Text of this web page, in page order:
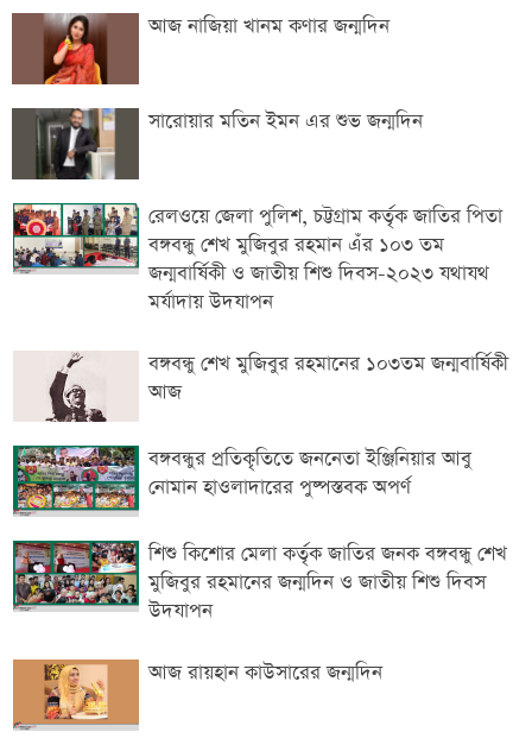
আজ নাজিয়া খানম কণার জন্মদিন
সারোয়ার মতিন ইমন এর শুভ জন্মদিন
রেলওয়ে জেলা পুলিশ, চট্টগ্রাম কর্তৃক জাতির পিতা
বঙ্গবন্ধু শেখ মুজিবুর রহমান এঁর ১০৩ তম
জন্মবার্ষিকী ও জাতীয় শিশু দিবস-২০২৩ যথাযথ
মর্যাদায় উদযাপন
বঙ্গবন্ধু শেখ মুজিবুর রহমানের ১০৩তম জন্মবার্ষিকী
আজ
বঙ্গবন্ধুর প্রতিকৃতিতে জননেতা ইঞ্জিনিয়ার আবু
নোমান হাওলাদারের পুষ্পস্তবক অপর্ণ
শিশু কিশোর মেলা কর্তৃক জাতির জনক বঙ্গবন্ধু শেখ
মুজিবুর রহমানের জন্মদিন ও জাতীয় শিশু দিবস
উদযাপন
আজ রায়হান কাউসারের জন্মদিন